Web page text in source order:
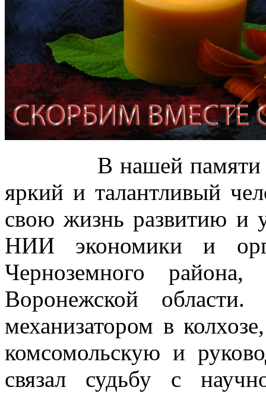
В нашей памяти
яркий и талантливый
свою жизнь развитию и
НИИ экономики и
Черноземного
Воронежской
механизатором в
комсомольскую и
связал судьбу с